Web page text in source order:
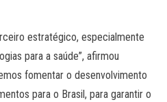
estratégico, especialmente
para a saúde”, afirmou
fomentar o desenvolvimento
para o Brasil, para garantir o